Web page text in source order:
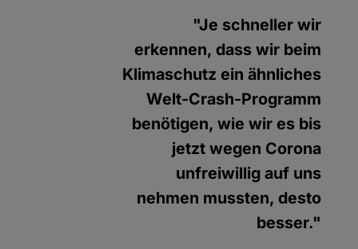
"Je schneller wir
erkennen, dass wir beim
Klimaschutz ein ähnliches
Welt-Crash-Programm
benötigen, wie wir es bis
jetzt wegen Corona
unfreiwillig auf uns
nehmen mussten, desto
besser."